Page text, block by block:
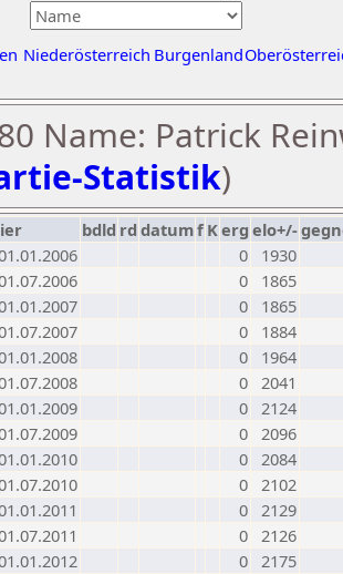
Niederösterreich Burgenland
Name: Patrick
Statistik)
bdld rd datumf Kerg elo+/-
0
1930
0
1865
0
1865
0
1884
0
1964
0 2041
0 2124
0 2096
0 2084
0 2102
0 2129
0 2126
0 2175